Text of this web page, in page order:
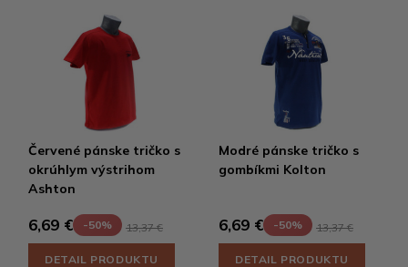
Červené pánske tričko s
okrúhlym výstrihom
Ashton
6,69 € -50% 13,37 €
DETAIL PRODUKTU
Modré pánske tričko s
gombíkmi Kolton
6,69 € -50% 13,37 €
DETAIL PRODUKTU